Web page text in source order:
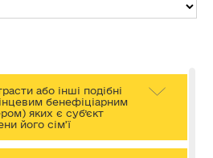
або інші подібні
бенефіціарним
яких є суб’єкт
його сім’ї